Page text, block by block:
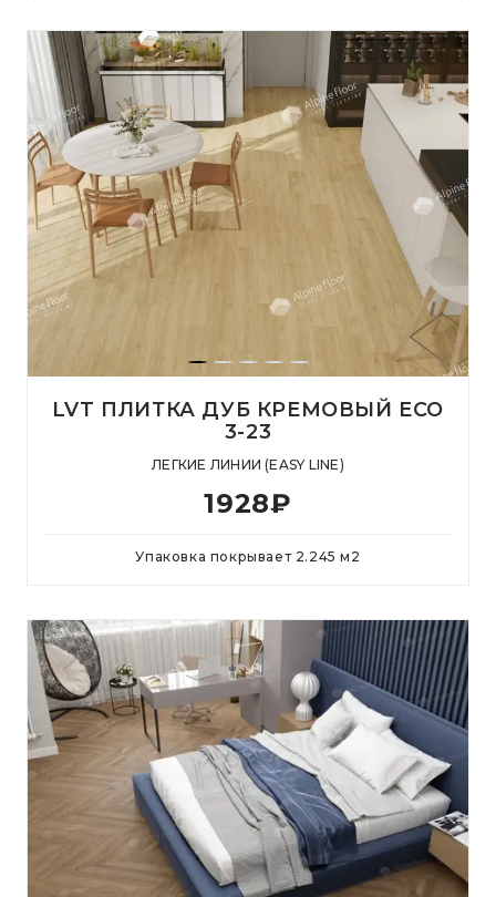
LVT ПЛИТКА ДУБ КРЕМОВЫЙ ECO
3-23
ЛЕГКИЕ ЛИНИИ (EASY LINE)
1928₽
Упаковка покрывает 2.245 м 2